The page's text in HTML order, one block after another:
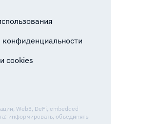
конфиденциальности
cookies
Web3, DeFi, embedded
информировать, объединять